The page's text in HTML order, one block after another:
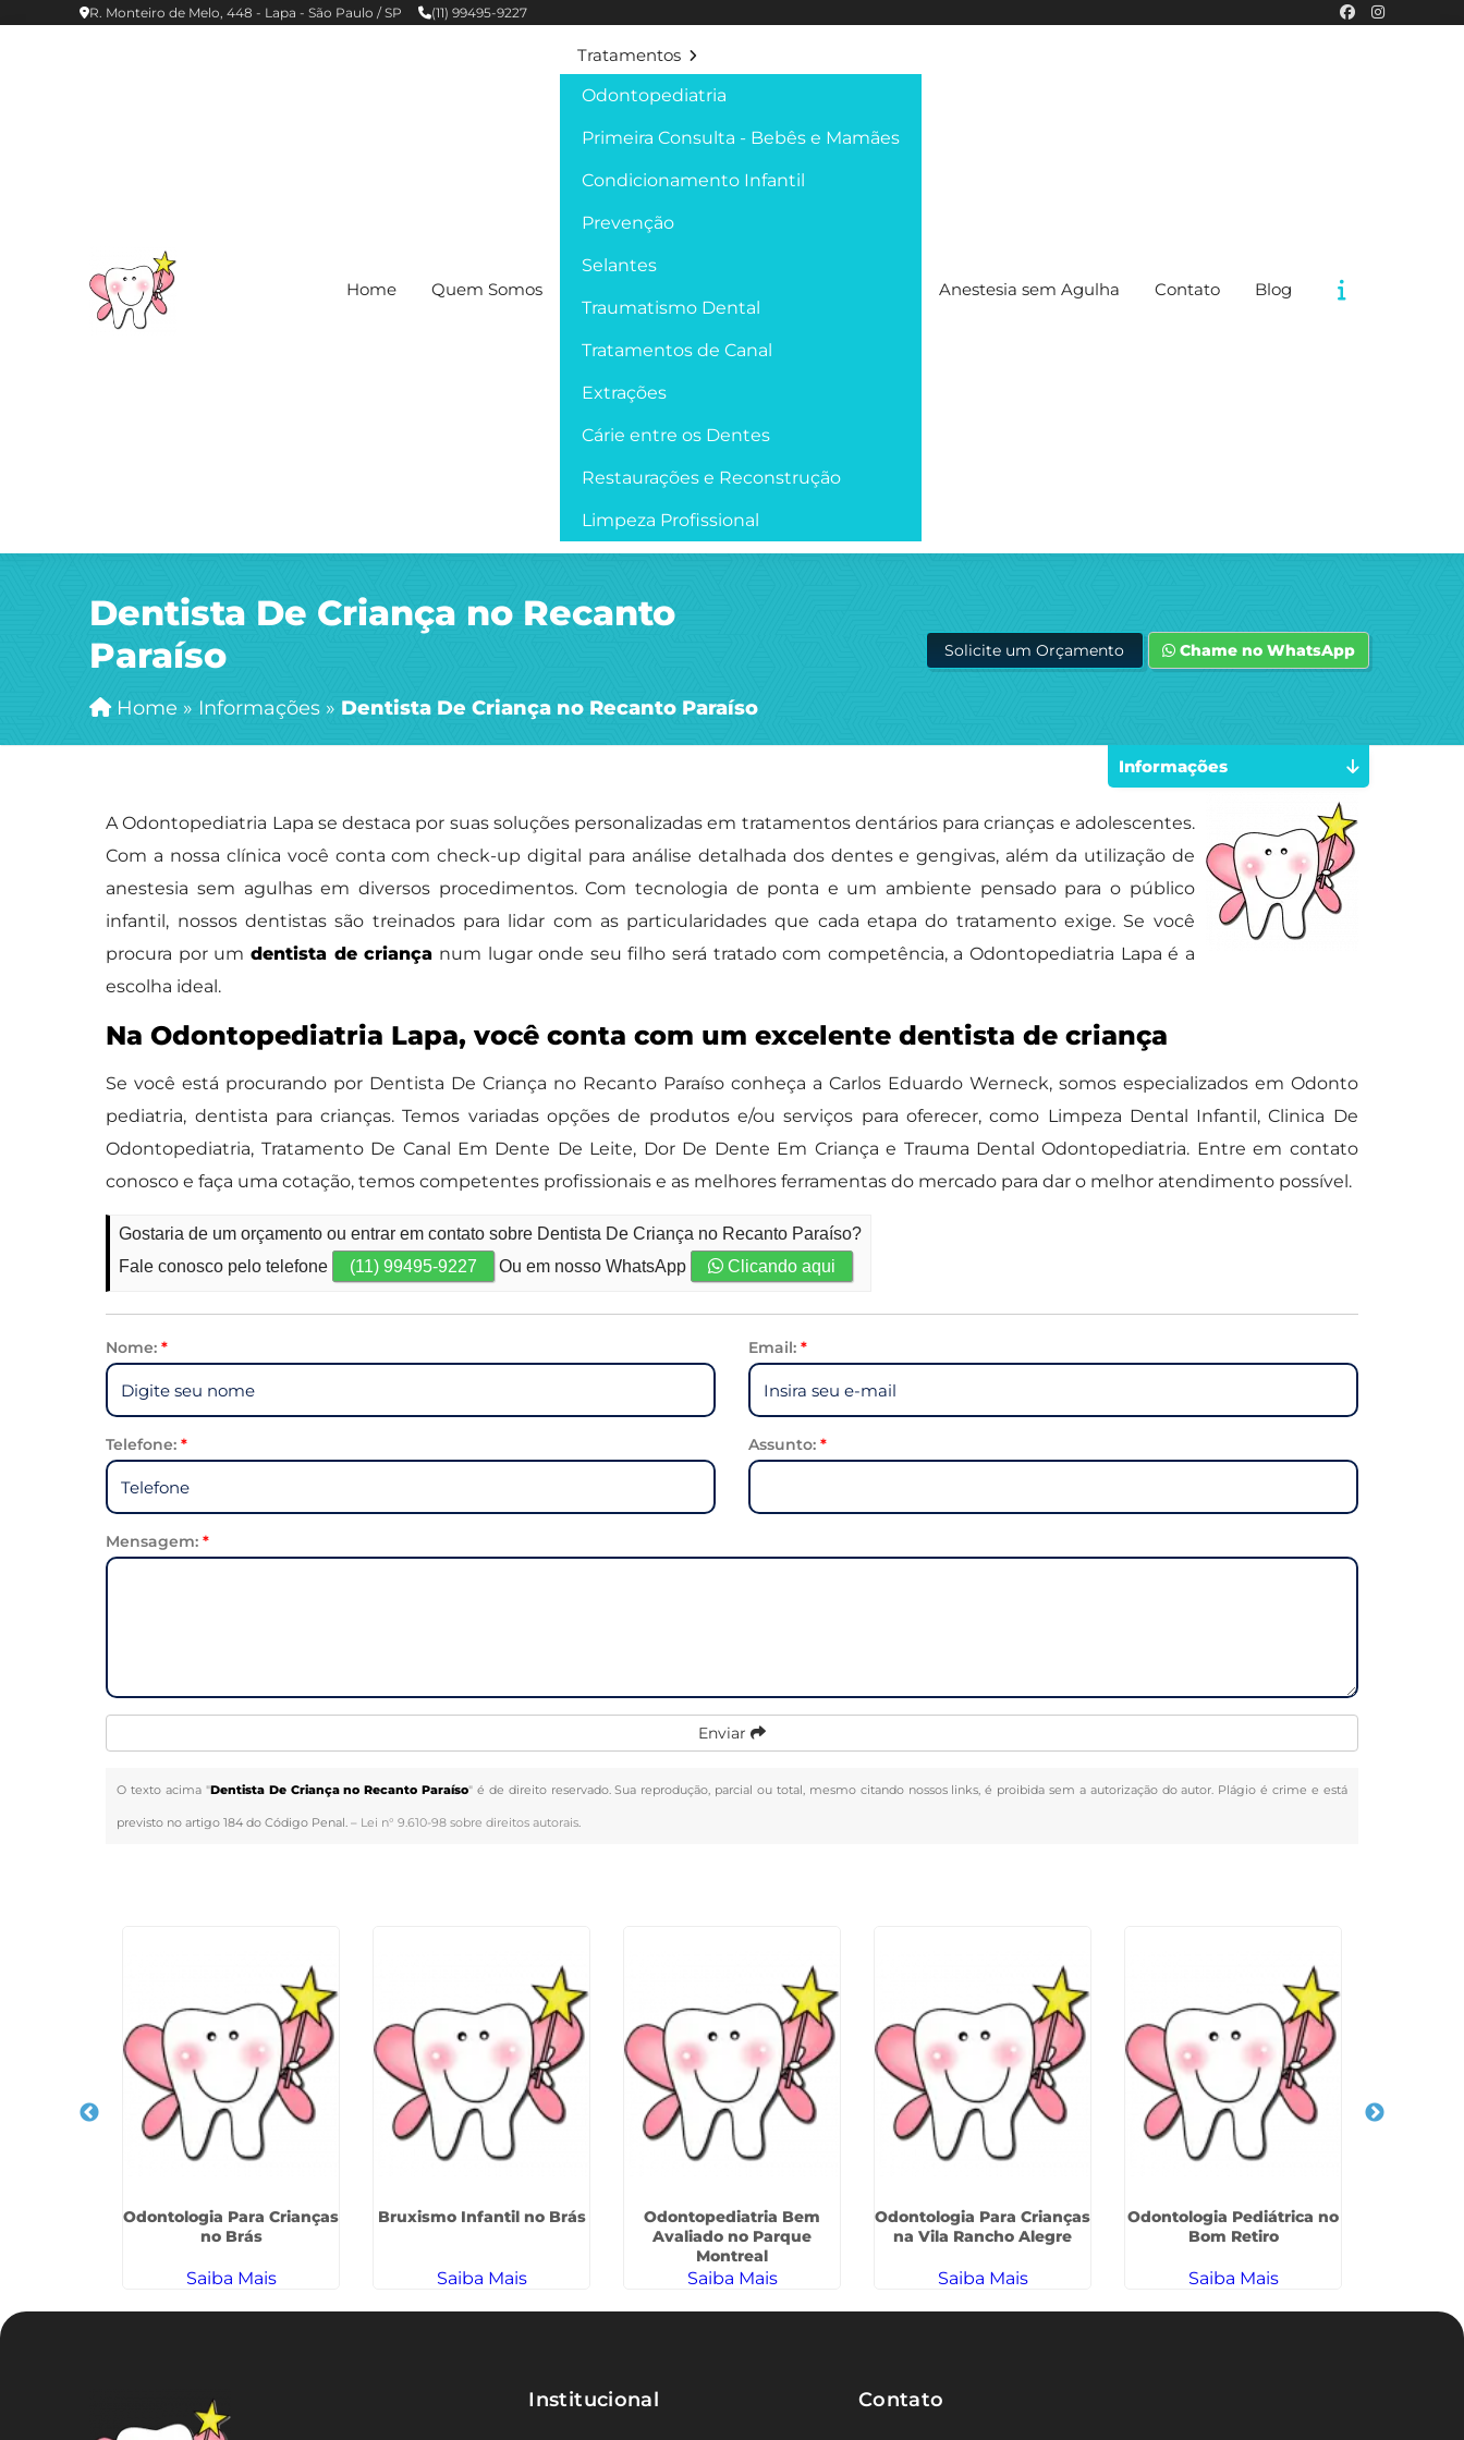
R. Monteiro de Melo, 448 - Lapa - São Paulo / SP (11) 99495-9227
Home Quem Somos
Tratamentos
Odontopediatria
Primeira Consulta - Bebês e Mamães
Condicionamento Infantil
Prevenção
Selantes
Traumatismo Dental
Tratamentos de Canal
Extrações
Cárie entre os Dentes
Restaurações e Reconstrução
Limpeza Profissional
Anestesia sem Agulha Contato Blog
Dentista De Criança no Recanto
Paraíso
Home » Informações » Dentista De Criança no Recanto Paraíso
Solicite um Orçamento Chame no WhatsApp
A Odontopediatria Lapa se destaca por suas soluções personalizadas em tratamentos dentários para crianças e adolescentes.
Com a nossa clínica você conta com check-up digital para análise detalhada dos dentes e gengivas, além da utilização de
anestesia sem agulhas em diversos procedimentos. Com tecnologia de ponta e um ambiente pensado para o público
infantil, nossos dentistas são treinados para lidar com as particularidades que cada etapa do tratamento exige. Se você
procura por umdentista de criança num lugar onde seu filho será tratado com competência, a Odontopediatria Lapa é a
escolha ideal.
Na Odontopediatria Lapa, você conta com um excelente dentista de criança
Se você está procurando por Dentista De Criança no Recanto Paraíso conheça a Carlos Eduardo Werneck, somos especializados em Odonto
pediatria, dentista para crianças. Temos variadas opções de produtos e/ou serviços para oferecer, como Limpeza Dental Infantil, Clinica De
Odontopediatria, Tratamento De Canal Em Dente De Leite, Dor De Dente Em Criança e Trauma Dental Odontopediatria. Entre em contato
conosco e faça uma cotação, temos competentes profissionais e as melhores ferramentas do mercado para dar o melhor atendimento possível.
Gostaria de um orçamento ou entrar em contato sobre Dentista De Criança no Recanto Paraíso?
Fale conosco pelo telefone
(11) 99495-9227 Ou em nosso WhatsApp Clicando aqui
Nome:* Email: *
Telefone:* Assunto: *
Mensagem:*
Enviar
O texto acima "Dentista De Criança no Recanto Paraíso" é de direito reservado. Sua reprodução, parcial ou total, mesmo citando nossos links, é proibida sem a autorização do autor. Plágio é crime e está
previsto no artigo 184 do Código Penal. – Lei n° 9.610-98 sobre direitos autorais.
Informações
Odontologia Para Crianças
no Brás
Saiba Mais
Bruxismo Infantil no Brás
Saiba Mais
Odontopediatria Bem
Avaliado no Parque
Montreal
Saiba Mais
Odontologia Para Crianças
na Vila Rancho Alegre
Saiba Mais
Odontologia Pediátrica no
Bom Retiro
Saiba Mais
Institucional Contato